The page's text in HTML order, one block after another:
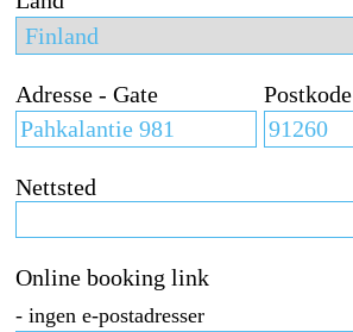
Adresse - Gate Postkode
Nettsted
Online booking link
- ingen e-postadresser